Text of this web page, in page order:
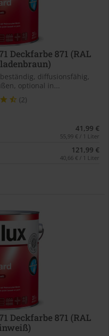
Deckfarbe 871 (RAL
diffusionsfähig,
optional in...
(2)
41,99 €
55,99 € / 1 Liter
121,99 €
40,66 € / 1 Liter
Deckfarbe 871 (RAL